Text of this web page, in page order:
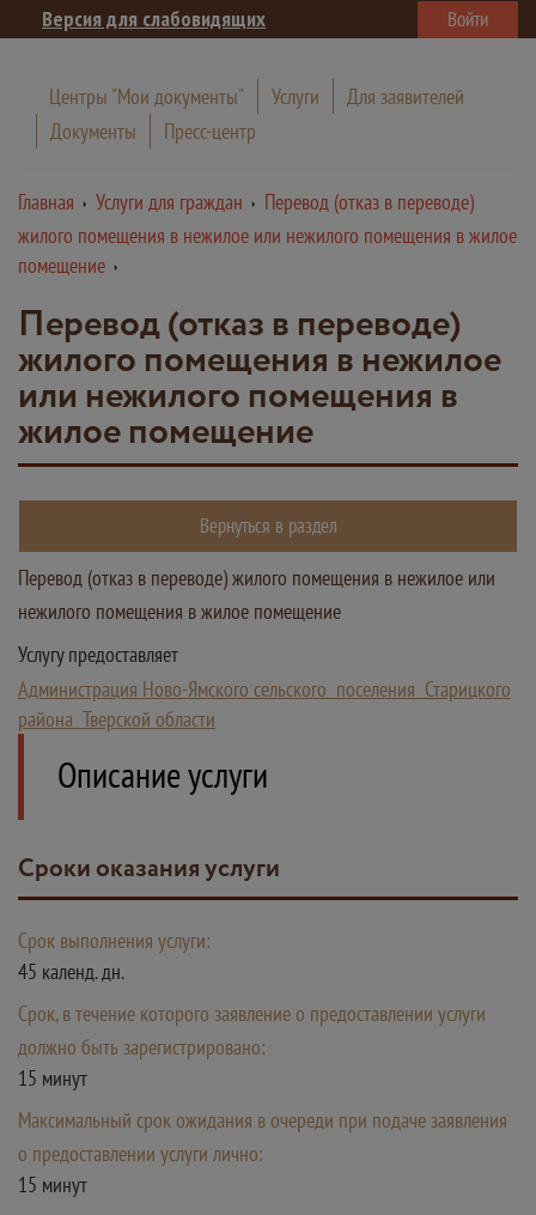
Версия для слабовидящих Войти
Центры "Мои документы" Услуги
Для заявителей
Документы
Пресс-центр
Главная Услуги для граждан
Перевод (отказ в переводе)
жилого помещения в нежилое или нежилого помещения в жилое
помещение
Перевод (отказ в переводе)
жилого помещения в нежилое
или нежилого помещения в
жилое помещение
Вернуться в раздел
Перевод (отказ в переводе) жилого помещения в нежилое или
нежилого помещения в жилое помещение
Услугу предоставляет
Администрация Ново-Ямского сельского поселения Старицкого
района Тверской области
Описание услуги
Сроки оказания услуги
Срок выполнения услуги:
45 календ. дн.
Срок, в течение которого заявление о предоставлении услуги
должно быть зарегистрировано:
15 минут
Максимальный срок ожидания в очереди при подаче заявления
о предоставлении услуги лично:
15 минут